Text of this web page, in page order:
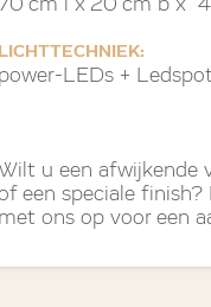
70 cm l x 20 cm b x
LICHTTECHNIEK:
power-LEDs +
u een afwijkende
een speciale
met ons op voor een